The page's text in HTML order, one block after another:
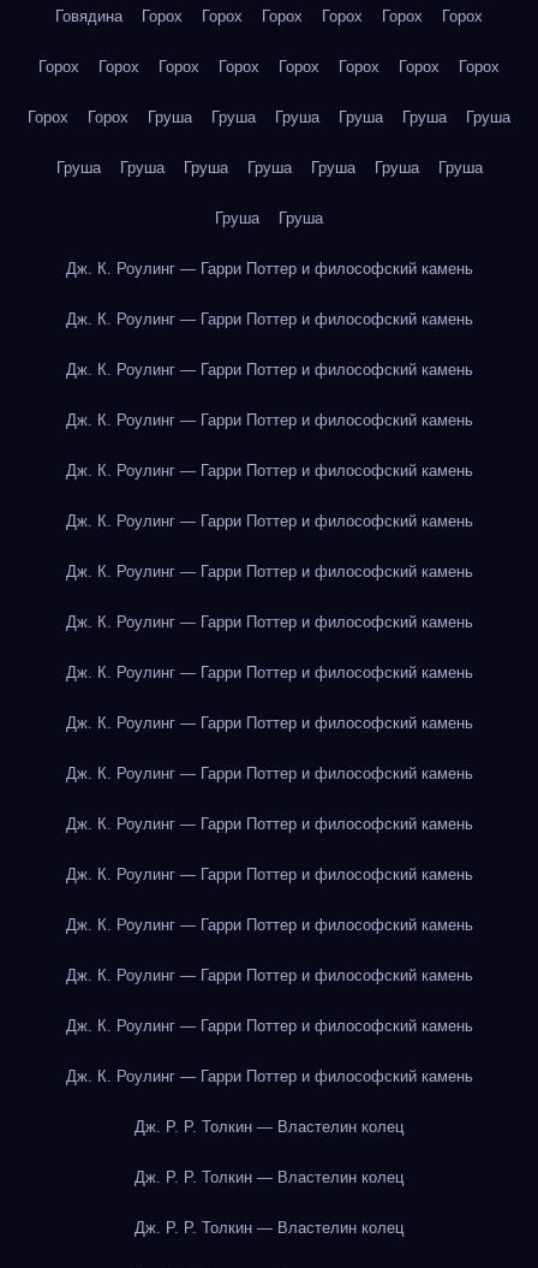
Говядина Горох Горох Горох Горох Горох Горох
Горох Горох Горох Горох Горох Горох Горох Горох
Горох Горох Груша Груша Груша Груша Груша Груша
Груша Груша Груша Груша Груша Груша Груша
Груша Груша
Дж. К. Роулинг — Гарри Поттер и философский камень
Дж. К. Роулинг — Гарри Поттер и философский камень
Дж. К. Роулинг — Гарри Поттер и философский камень
Дж. К. Роулинг — Гарри Поттер и философский камень
Дж. К. Роулинг — Гарри Поттер и философский камень
Дж. К. Роулинг — Гарри Поттер и философский камень
Дж. К. Роулинг — Гарри Поттер и философский камень
Дж. К. Роулинг — Гарри Поттер и философский камень
Дж. К. Роулинг — Гарри Поттер и философский камень
Дж. К. Роулинг — Гарри Поттер и философский камень
Дж. К. Роулинг — Гарри Поттер и философский камень
Дж. К. Роулинг — Гарри Поттер и философский камень
Дж. К. Роулинг — Гарри Поттер и философский камень
Дж. К. Роулинг — Гарри Поттер и философский камень
Дж. К. Роулинг — Гарри Поттер и философский камень
Дж. К. Роулинг — Гарри Поттер и философский камень
Дж. К. Роулинг — Гарри Поттер и философский камень
Дж. Р. Р. Толкин — Властелин колец
Дж. Р. Р. Толкин — Властелин колец
Дж. Р. Р. Толкин — Властелин колец